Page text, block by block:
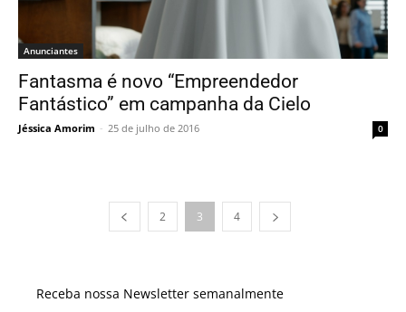
Anunciantes
Fantasma é novo “Empreendedor
Fantástico” em campanha da Cielo
Jéssica Amorim - 25 de julho de 2016 0
2 3 4
Receba nossa Newsletter semanalmente